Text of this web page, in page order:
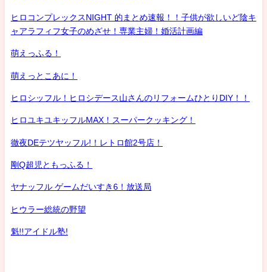
ヒロコンプレックスNIGHT 的まとめ速報！！子供が欲しいど陰キ
ャアラフィフ女子のめざせ！専業主婦！婚活計画編
萌えっふる！
萌えっとこあに！
ヒロシッフル！ヒロシデース山さんのリフォームひとりDIY！！
ヒロユキユキッフルMAX！スーパークッキング！
徹夜DEテツヤッフル!！レトロ館2号店！
剛Q超児ともっふる！
ヤナッフル ゲームだいすき6！放送局
ヒウラー総統の野望
魁!!アイドル塾!